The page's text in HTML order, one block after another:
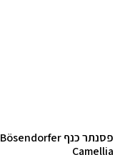
פסנתר כנף Bösendorfer
Camellia